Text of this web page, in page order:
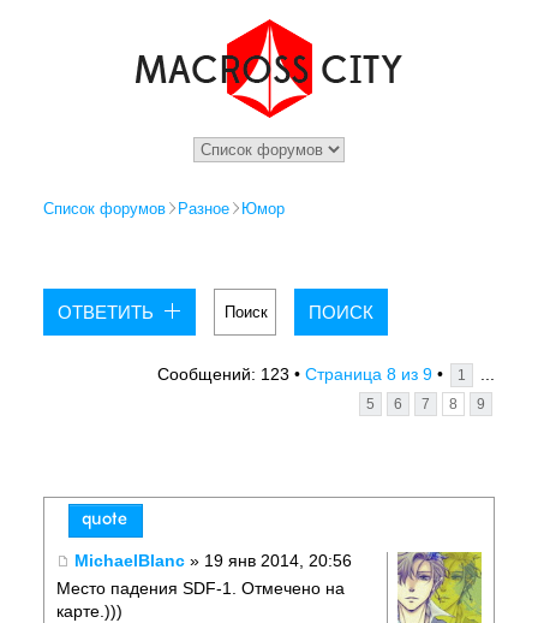
Список форумов Разное Юмор
ОТВЕТИТЬ
Сообщений: 123 • Страница 8из 9• 1
5 6 7 8 9
MichaelBlanc » 19 янв 2014, 20:56
Место падения SDF-1. Отмечено на
карте.)))